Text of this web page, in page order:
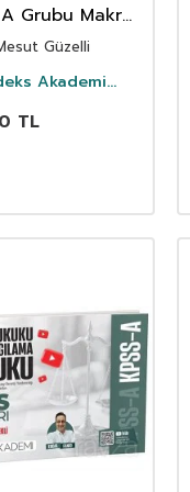
A Grubu Makro
Bankası ve
Çözümlü
Güzelli
Akademi
TL